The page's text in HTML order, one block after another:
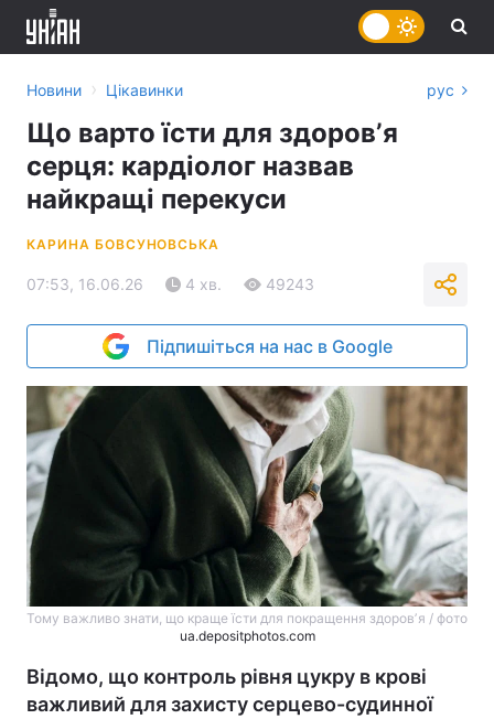
Новини › Цікавинки рус
Що варто їсти для здоровʼя
серця: кардіолог назвав
найкращі перекуси
КАРИНА БОВСУНОВСЬКА
07:53, 16.06.26 4 хв. 49243
Підпишіться на нас в Google
Тому важливо знати, що краще їсти для покращення здоровʼя / фото
ua.depositphotos.com
Відомо, що контроль рівня цукру в крові
важливий для захисту серцево-судинної